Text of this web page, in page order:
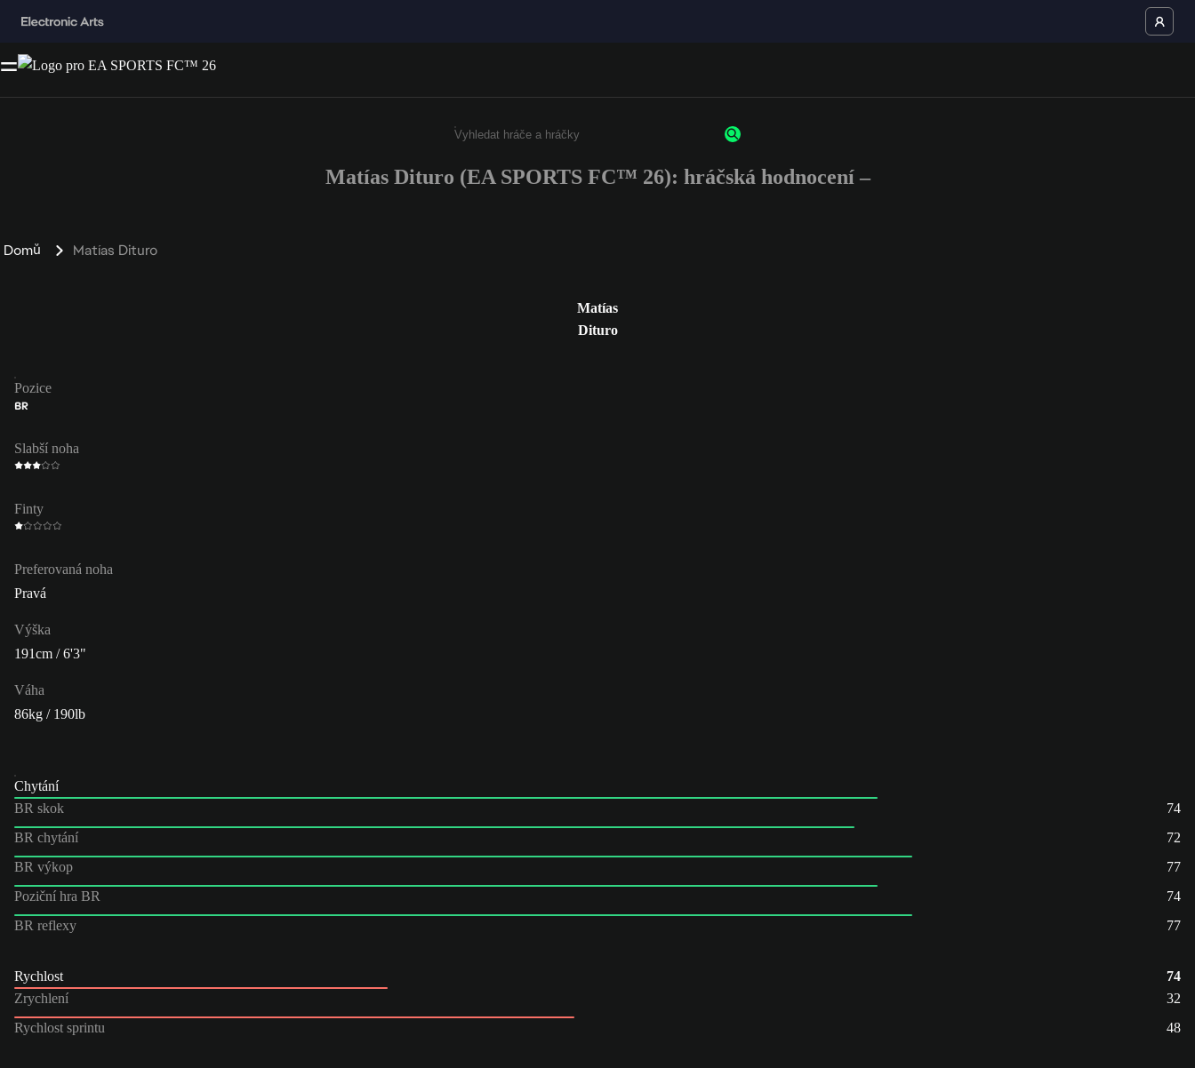
Enter a minimum of 3 characters or numbers
Matías Dituro (EA SPORTS FC™ 26): hráčská hodnocení –
Domů Matías Dituro
Matías
Dituro
Pozice
BR
Slabší noha
Finty
Preferovaná noha
Pravá
Výška
191cm / 6'3"
Váha
86kg / 190lb
Chytání
BR skok
74
BR chytání
72
BR výkop
77
Poziční hra BR
74
BR reflexy
77
Rychlost
74
Zrychlení
32
Rychlost sprintu
48